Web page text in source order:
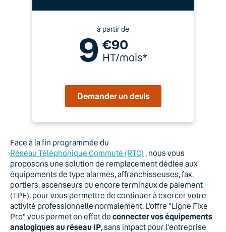
à partir de
9 €90
HT/mois*
Demander un devis
Face à la fin programmée du
Réseau Téléphonique Commuté (RTC) , nous vous
proposons une solution de remplacement dédiée aux
équipements de type alarmes, affranchisseuses, fax,
portiers, ascenseurs ou encore terminaux de paiement
(TPE), pour vous permettre de continuer à exercer votre
activité professionnelle normalement. L’offre "Ligne Fixe
Pro" vous permet en effet de connecter vos équipements
analogiques au réseau IP, sans impact pour l'entreprise